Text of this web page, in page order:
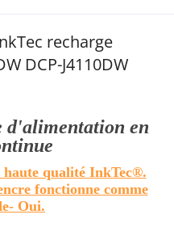
recharge
DCP-J4110DW
d'alimentation en
qualité InkTec®.
fonctionne comme
- Oui.